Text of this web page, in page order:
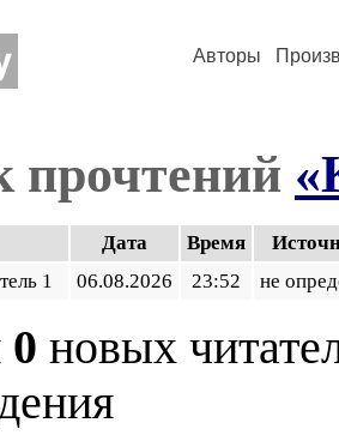
Авторы
прочтений
Дата Время
1
06.08.2026 23:52 не
0 новых